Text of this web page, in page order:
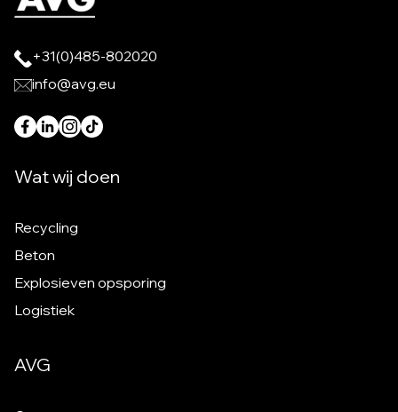
Jubileumeditie Maasduinenloop groot
Lees meer
16-11-2025
AVG investeert in technologie: nieuwe
drone voor nauwkeurige
Lees meer